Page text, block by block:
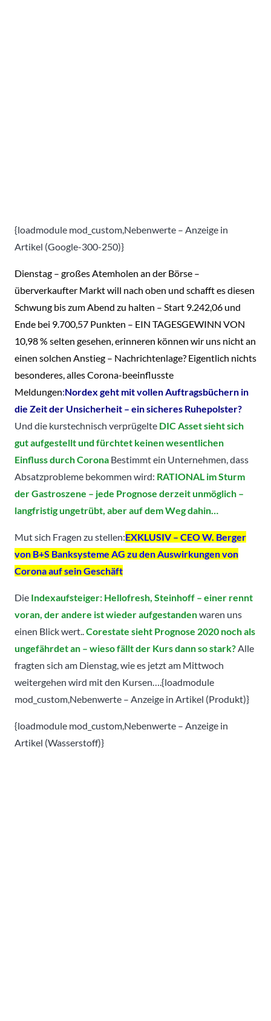
{loadmodule mod_custom,Nebenwerte – Anzeige in
Artikel (Google-300-250)}
Dienstag – großes Atemholen an der Börse –
überverkaufter Markt will nach oben und schafft es diesen
Schwung bis zum Abend zu halten – Start 9.242,06 und
Ende bei 9.700,57 Punkten – EIN TAGESGEWINN VON
10,98 % selten gesehen, erinneren können wir uns nicht an
einen solchen Anstieg – Nachrichtenlage? Eigentlich nichts
besonderes, alles Corona-beeinflusste
Meldungen:Nordex geht mit vollen Auftragsbüchern in
die Zeitder Unsicherheit – ein sicheres Ruhepolster?
Und die kurstechnisch verprügelte DIC Asset sieht sich
gut aufgestellt und fürchtet keinen wesentlichen
Einfluss durch Corona Bestimmt ein Unternehmen, dass
Absatzprobleme bekommen wird: RATIONAL im Sturm
der Gastroszene – jede Prognose derzeit unmöglich –
langfristig ungetrübt, aber auf dem Weg dahin…
Mut sich Fragen zu stellen:EXKLUSIV – CEO W. Berger
von B+S Banksysteme AG zu den Auswirkungen von
Corona auf sein Geschäft
Die Indexaufsteiger: Hellofresh, Steinhoff – einer rennt
voran, der andere ist wieder aufgestandenwaren uns
einen Blick wert..Corestate sieht Prognose 2020 noch als
ungefährdet an – wieso fällt der Kurs dann so stark?Alle
fragten sich am Dienstag, wie es jetzt am Mittwoch
weitergehen wird mit den Kursen….{loadmodule
mod_custom,Nebenwerte – Anzeige in Artikel (Produkt)}
{loadmodule mod_custom,Nebenwerte – Anzeige in
Artikel (Wasserstoff)}